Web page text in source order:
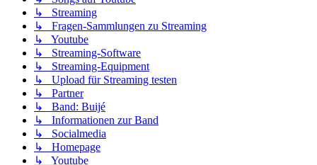
↳ Streaming
↳ Fragen-Sammlungen zu Streaming
↳ Youtube
↳ Streaming-Software
↳ Streaming-Equipment
↳ Upload für Streaming testen
↳ Partner
↳ Band: Buijé
↳ Informationen zur Band
↳ Socialmedia
↳ Homepage
↳ Youtube